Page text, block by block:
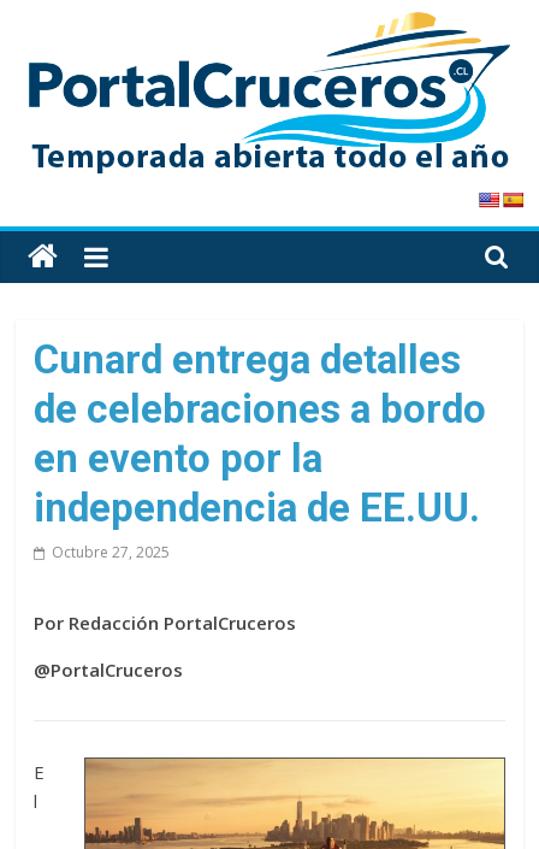
content
PortalCruceros
Toda
la
de
cruceros
en
un
solo
sitio
Cunard entrega detalles
de celebraciones a bordo
en evento por la
independencia de EE.UU.
Octubre 27, 2025
Por Redacción PortalCruceros
@PortalCruceros
E
l